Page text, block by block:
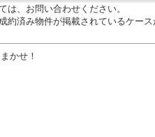
、お問い合わせください。
約済み物件が掲載されているケー
かせ！